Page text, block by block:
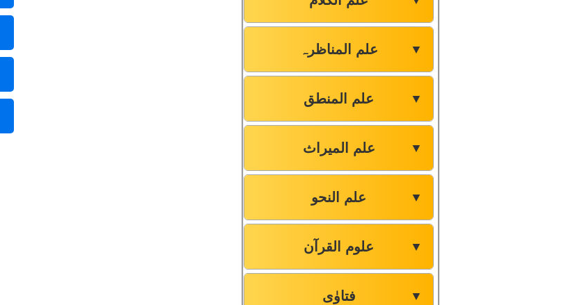
علم المناظرہ ▼
علم المنطق ▼
علم المیراث ▼
علم النحو ▼
علوم القرآن ▼
فتاوٰی ▼